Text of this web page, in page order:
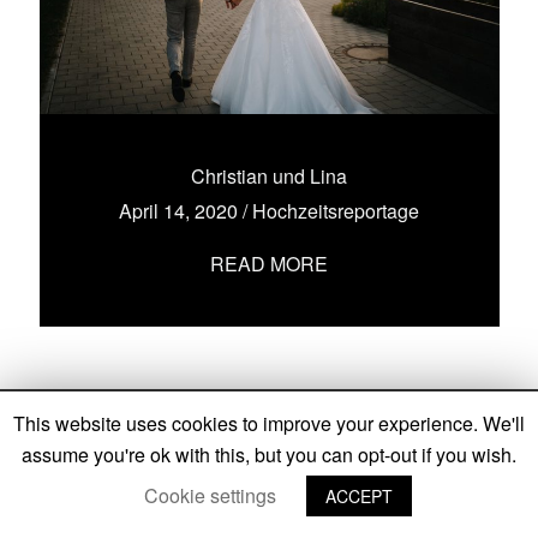
Christian und Lina
April 14, 2020 /Hochzeitsreportage
READ MORE
IMPRESSUM DATENSCHUTZ
This website uses cookies to improve your experience. We'll
assume you're ok with this, but you can opt-out if you wish.
Cookie settings
ACCEPT